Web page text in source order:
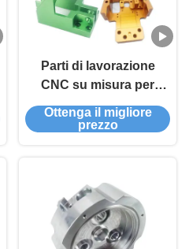
Parti di lavorazione
CNC su misura per
metallo di alluminio
Parti di lavorazione
Ottenga il migliore
prezzo